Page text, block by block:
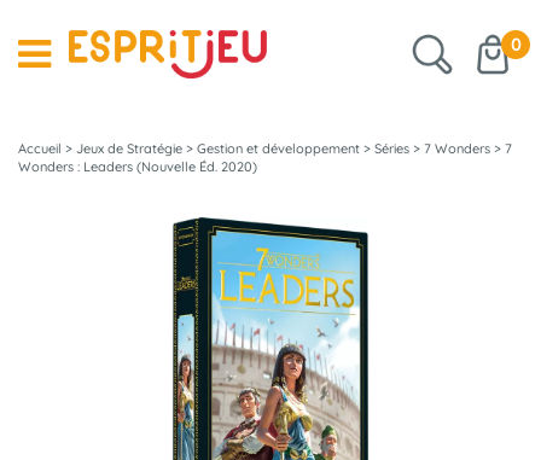
0
Accueil > Jeux de Stratégie > Gestion et développement > Séries > 7 Wonders > 7
Wonders : Leaders (Nouvelle Éd. 2020)